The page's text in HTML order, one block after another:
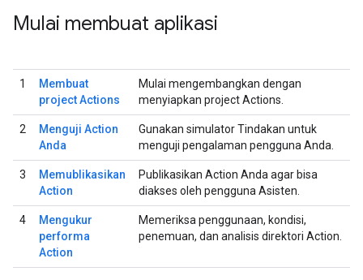
Mulai membuat aplikasi
1
Membuat
project Actions
Mulai mengembangkan dengan
menyiapkan project Actions.
2
Menguji Action
Anda
Gunakan simulator Tindakan untuk
menguji pengalaman pengguna Anda.
3
Memublikasikan
Action
Publikasikan Action Anda agar bisa
diakses oleh pengguna Asisten.
4
Mengukur
performa
Action
Memeriksa penggunaan, kondisi,
penemuan, dan analisis direktori Action.